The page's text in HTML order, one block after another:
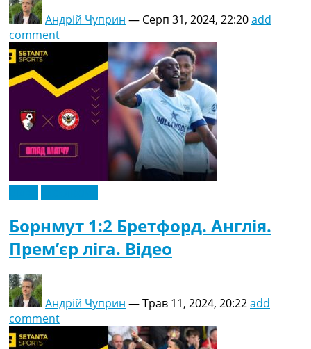
Андрій Чуприн — Серп 31, 2024, 22:20add
comment
Борнмут 1:2 Бретфорд. Англія.
Прем’єр ліга. Відео
Андрій Чуприн —Трав 11, 2024, 20:22add
comment